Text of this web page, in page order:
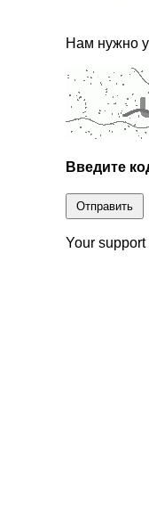
Нам нужно
Введите
Отправить
Your